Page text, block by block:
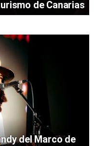
de Canarias
del Marco de